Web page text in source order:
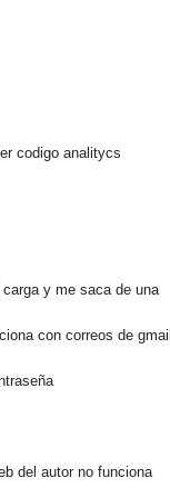
codigo analitycs
y me saca de una
con correos de gmail
del autor no funciona